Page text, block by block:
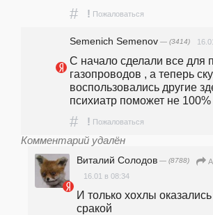
# ! Пожаловаться
Semenich Semenov — (3414)
С начало сделали все для
газопроводов , а теперь
воспользовались другие
психиатр поможет не 100%
# ! Пожаловаться
Комментарий удалён
Виталий Солодов — (8788)
16.01 в 08:34
И только хохлы
сракой